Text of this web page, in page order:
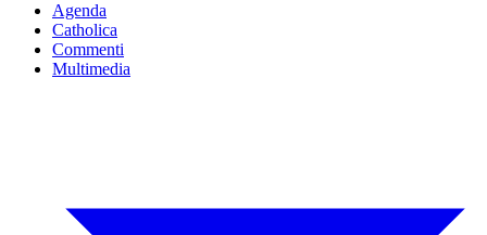
Agenda
Catholica
Commenti
Multimedia